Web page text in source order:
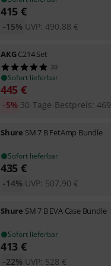
415 €
UVP: 490,88 €
-15%
AKGC214 Set
30
Sofort lieferbar
445 €
30-Tage-Bestpreis: 469
-5%
Shure SM 7 B FetAmp Bundle
Sofort lieferbar
435 €
UVP: 507,90 €
-14%
Shure SM 7 B EVA Case Bundle
Sofort lieferbar
413 €
UVP: 528 €
-22%